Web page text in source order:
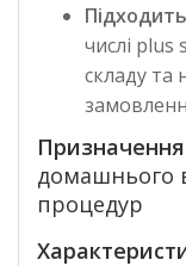
числі plus
складу та
домашнього
процедур